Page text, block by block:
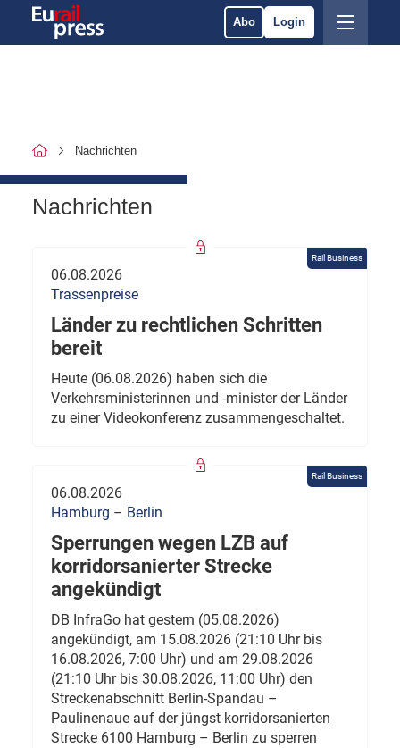
Abo Login
Nachrichten
Nachrichten
Rail Business
06.08.2026
Trassenpreise
Länder zu rechtlichen Schritten
bereit
Heute (06.08.2026) haben sich die
Verkehrsministerinnen und -minister der Länder
zu einer Videokonferenz zusammengeschaltet.
Rail Business
06.08.2026
Hamburg – Berlin
Sperrungen wegen LZB auf
korridorsanierter Strecke
angekündigt
DB InfraGo hat gestern (05.08.2026)
angekündigt, am 15.08.2026 (21:10 Uhr bis
16.08.2026, 7:00 Uhr) und am 29.08.2026
(21:10 Uhr bis 30.08.2026, 11:00 Uhr) den
Streckenabschnitt Berlin-Spandau –
Paulinenaue auf der jüngst korridorsanierten
Strecke 6100 Hamburg – Berlin zu sperren